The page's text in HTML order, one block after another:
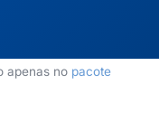
apenas no pacote